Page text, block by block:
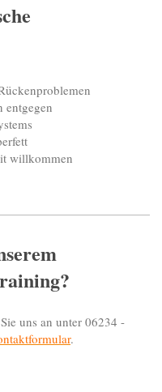
entgegen
willkommen
uns an unter 06234 -
.